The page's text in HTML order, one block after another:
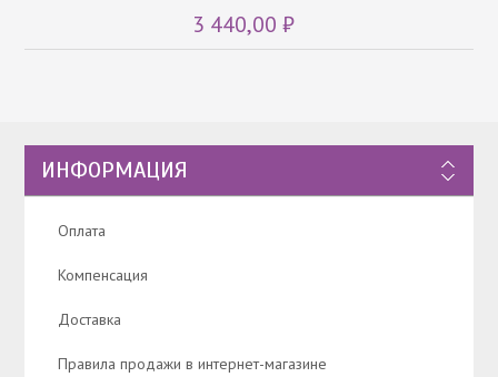
3 440,00 ₽
ИНФОРМАЦИЯ
Оплата
Компенсация
Доставка
Правила продажи в интернет-магазине